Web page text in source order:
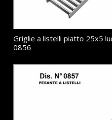
Griglie a listelli piatto 25x5
0856